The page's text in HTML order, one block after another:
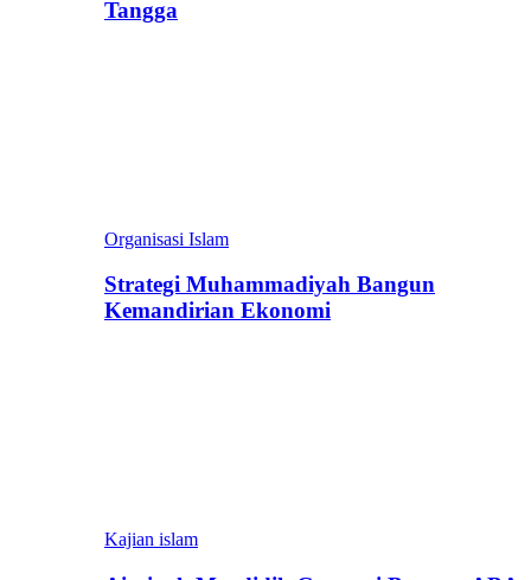
Tangga
Organisasi Islam
Strategi Muhammadiyah Bangun
Kemandirian Ekonomi
Kajian islam